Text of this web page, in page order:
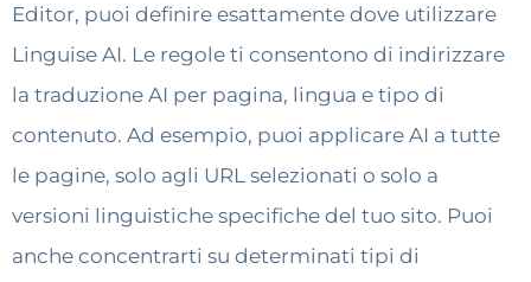
Editor, puoi definire esattamente dove utilizzare
Linguise AI. Le regole ti consentono di indirizzare
la traduzione AI per pagina, lingua e tipo di
contenuto. Ad esempio, puoi applicare AI a tutte
le pagine, solo agli URL selezionati o solo a
versioni linguistiche specifiche del tuo sito. Puoi
anche concentrarti su determinati tipi di